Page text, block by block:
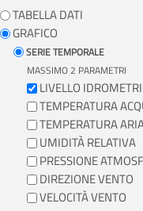
TABELLA DATI
GRAFICO
SERIE TEMPORALE
MASSIMO 2 PARAMETRI
LIVELLO
TEMPERATURA
TEMPERATURA
UMIDITÀ RELATIVA
PRESSIONE
DIREZIONE VENTO
VELOCITÀ VENTO